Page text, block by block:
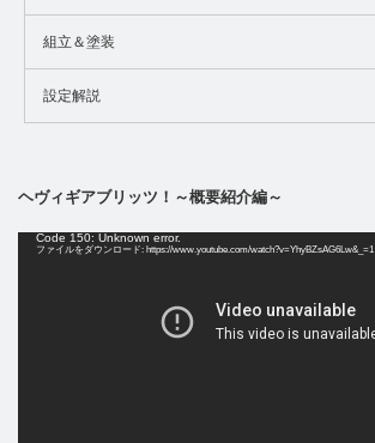
組立＆塗装
設定解説
ヘヴィギアブリッツ！～概要紹介編～
Code 150: Unknown error.
ファイルをダウンロード: https://www.youtube.com/watch?v=YhyBZsAG6Lw&_=1